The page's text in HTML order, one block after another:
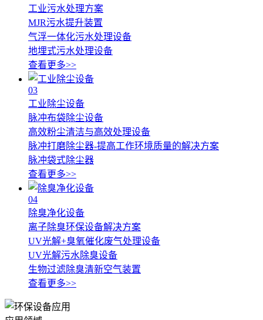
工业污水处理方案
MJR污水提升装置
气浮一体化污水处理设备
地埋式污水处理设备
查看更多>>
03
工业除尘设备
脉冲布袋除尘设备
高效粉尘清洁与高效处理设备
脉冲打磨除尘器-提高工作环境质量的解决方案
脉冲袋式除尘器
查看更多>>
04
除臭净化设备
离子除臭环保设备解决方案
UV光解+臭氧催化废气处理设备
UV光解污水除臭设备
生物过滤除臭清新空气装置
查看更多>>